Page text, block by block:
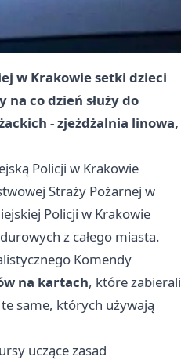
w Krakowie setki dzieci
co dzień służy do
- zjeżdżalnia linowa,
Policji w Krakowie
Straży Pożarnej w
Policji w Krakowie
z całego miasta.
Komendy
na kartach, które zabierali
same, których używają
uczące zasad